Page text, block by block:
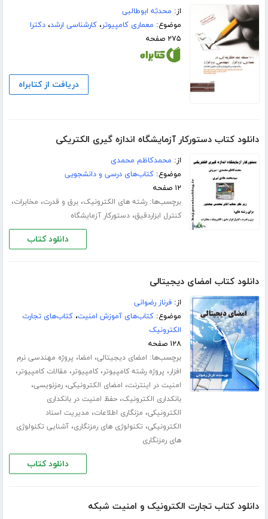
از: محدثه ابوطالبی
موضوع: معماری کامپیوتر،کارشناسی ارشد،دکترا
۲۷۵ صفحه
دریافت از کتابراه
دانلود کتاب دستورکار آزمایشگاه اندازه گیری الکتریکی
از: محمدکاظم محمدی
موضوع:کتاب‌های درسی و دانشجویی
۱۲ صفحه
برچسب‌ها:رشته های الکترونیک،برق و قدرت، مخابرات،
کنترل ابزاردقیق،دستورکار آزمایشگاه
دانلود کتاب
دانلود کتاب امضای دیجیتالی
از:فرناز رضوانی
موضوع:کتاب‌های آموزش امنیت،کتاب‌های تجارت
الکترونیک
۱۲۸ صفحه
برچسب‌ها: امضای دیجیتالی، امضا، پروژه مهندسی نرم
افزار، پروژه رشته کامپیوتر،کامپیوتر، مقالات کامپیوتر،
امنیت در اینترنت، امضای الکترونیکی،رمزنویسی،
بانکداری الکترونیک،حفظ امنیت در بانکداری
الکترونیکی، مزنگاری اطلاعات، مدیریت اسناد
الکترونیکی، تکنولوژی های رمزنگاری،آشنایی تکنولوژی
های رمزنگاری
دانلود کتاب
دانلود کتاب تجارت الکترونیک و امنیت شبکه